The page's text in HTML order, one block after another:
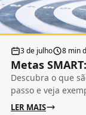
3 de julho 8 min
Metas
Descubra o que
passo e veja
LER MAIS